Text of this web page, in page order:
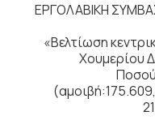
ΕΡΓΟΛΑΒΙΚΗ
«Βελτίωση
Χουμερίου